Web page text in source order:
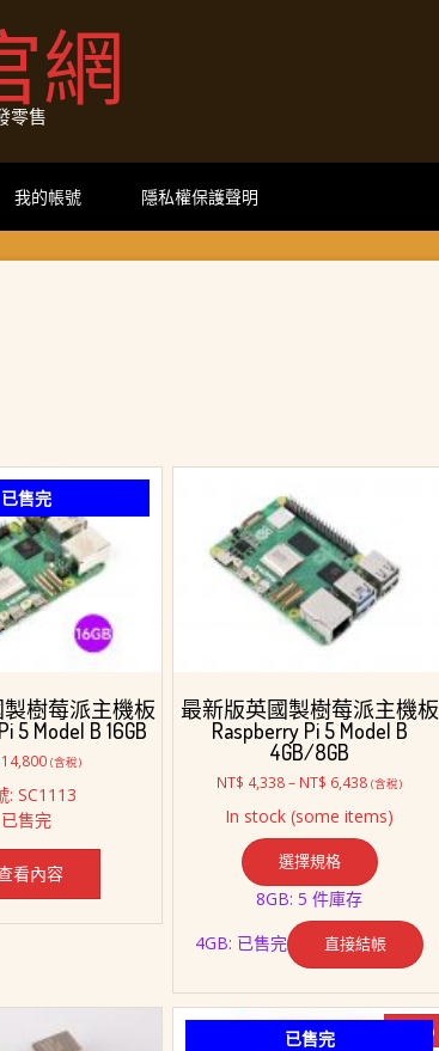
網
零售
我的帳號 隱私權保護聲明
已售完
樹莓派主機板
5 Model B 16GB
14,800 (含稅)
: SC1113
已售完
看內容
最新版英國製樹莓派主機板
Raspberry Pi 5 Model B
4GB/8GB
NT$ 4,338– NT$ 6,438價
範
圍：
NT$ 4,338
到
(含稅)
In stock (some items)
選擇規格
產
有
多
種
款
式。
8GB: 5 件庫存
4GB: 已售完
直接結帳
已售完 -13%